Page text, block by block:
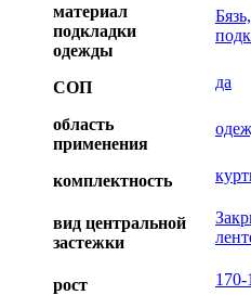
материал
подкладки
одежды
СОП да
область
применения
комплектность
вид центральной
застежки
рост 170-